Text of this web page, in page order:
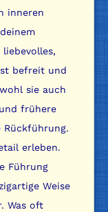
inneren
befreit und
sie auch
frühere
Rückführung.
erleben.
Führung
Weise
Was oft